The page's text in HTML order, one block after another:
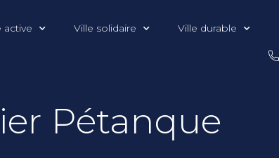
active Ville solidaire Ville durable
Pétanque